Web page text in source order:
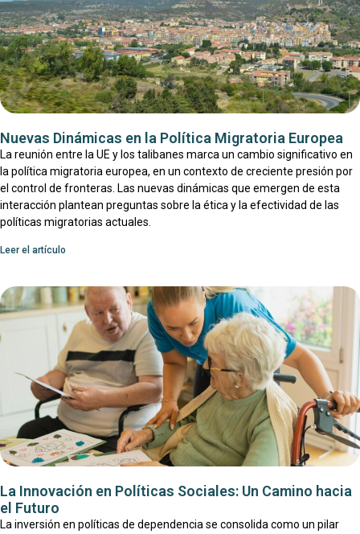
Nuevas Dinámicas en la Política Migratoria Europea
La reunión entre la UE y los talibanes marca un cambio significativo en
la política migratoria europea, en un contexto de creciente presión por
el control de fronteras. Las nuevas dinámicas que emergen de esta
interacción plantean preguntas sobre la ética y la efectividad de las
políticas migratorias actuales.
Leer el artículo
La Innovación en Políticas Sociales: Un Camino hacia
el Futuro
La inversión en políticas de dependencia se consolida como un pilar